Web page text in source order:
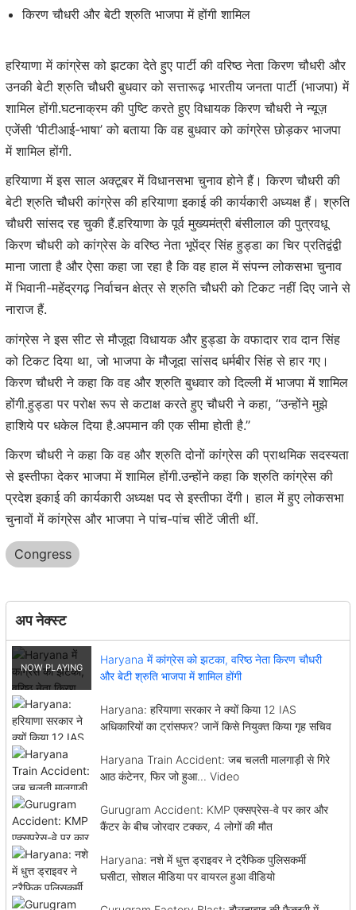
किरण चौधरी और बेटी श्रुति भाजपा में होंगी शामिल
हरियाणा में कांग्रेस को झटका देते हुए पार्टी की वरिष्ठ नेता किरण चौधरी और
उनकी बेटी श्रुति चौधरी बुधवार को सत्तारूढ़ भारतीय जनता पार्टी (भाजपा) में
शामिल होंगी.घटनाक्रम की पुष्टि करते हुए विधायक किरण चौधरी ने न्यूज़
एजेंसी ‘पीटीआई-भाषा’ को बताया कि वह बुधवार को कांग्रेस छोड़कर भाजपा
में शामिल होंगी.
हरियाणा में इस साल अक्टूबर में विधानसभा चुनाव होने हैं। किरण चौधरी की
बेटी श्रुति चौधरी कांग्रेस की हरियाणा इकाई की कार्यकारी अध्यक्ष हैं। श्रुति
चौधरी सांसद रह चुकी हैं.हरियाणा के पूर्व मुख्यमंत्री बंसीलाल की पुत्रवधू
किरण चौधरी को कांग्रेस के वरिष्ठ नेता भूपेंद्र सिंह हुड्डा का चिर प्रतिद्वंद्वी
माना जाता है और ऐसा कहा जा रहा है कि वह हाल में संपन्न लोकसभा चुनाव
में भिवानी-महेंद्रगढ़ निर्वाचन क्षेत्र से श्रुति चौधरी को टिकट नहीं दिए जाने से
नाराज हैं.
कांग्रेस ने इस सीट से मौजूदा विधायक और हुड्डा के वफादार राव दान सिंह
को टिकट दिया था, जो भाजपा के मौजूदा सांसद धर्मबीर सिंह से हार गए।
किरण चौधरी ने कहा कि वह और श्रुति बुधवार को दिल्ली में भाजपा में शामिल
होंगी.हुड्डा पर परोक्ष रूप से कटाक्ष करते हुए चौधरी ने कहा, ‘‘उन्होंने मुझे
हाशिये पर धकेल दिया है.अपमान की एक सीमा होती है.’’
किरण चौधरी ने कहा कि वह और श्रुति दोनों कांग्रेस की प्राथमिक सदस्यता
से इस्तीफा देकर भाजपा में शामिल होंगी.उन्होंने कहा कि श्रुति कांग्रेस की
प्रदेश इकाई की कार्यकारी अध्यक्ष पद से इस्तीफा देंगी। हाल में हुए लोकसभा
चुनावों में कांग्रेस और भाजपा ने पांच-पांच सीटें जीती थीं.
Congress
अप नेक्स्ट
Haryana में कांग्रेस को झटका, वरिष्ठ नेता किरण चौधरी
और बेटी श्रुति भाजपा में शामिल होंगी
Haryana: हरियाणा सरकार ने क्यों किया 12 IAS
अधिकारियों का ट्रांसफर? जानें किसे नियुक्त किया गृह सचिव
Haryana Train Accident: जब चलती मालगाड़ी से गिरे
आठ कंटेनर, फिर जो हुआ... Video
Gurugram Accident: KMP एक्सप्रेस-वे पर कार और
कैंटर के बीच जोरदार टक्कर, 4 लोगों की मौत
Haryana: नशे में धुत्त ड्राइवर ने ट्रैफिक पुलिसकर्मी
घसीटा, सोशल मीडिया पर वायरल हुआ वीडियो